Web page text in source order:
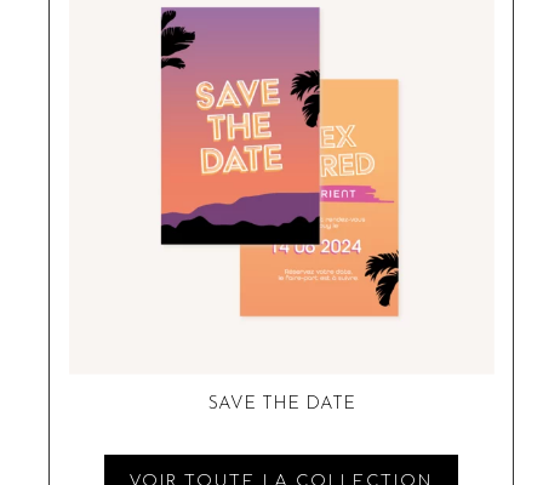
SAVE THE DATE
VOIR TOUTE LA COLLECTION